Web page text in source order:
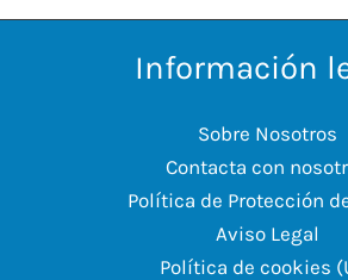
Información
Sobre Nosotros
Contacta con
Política de Protección
Aviso Legal
Política de cookies